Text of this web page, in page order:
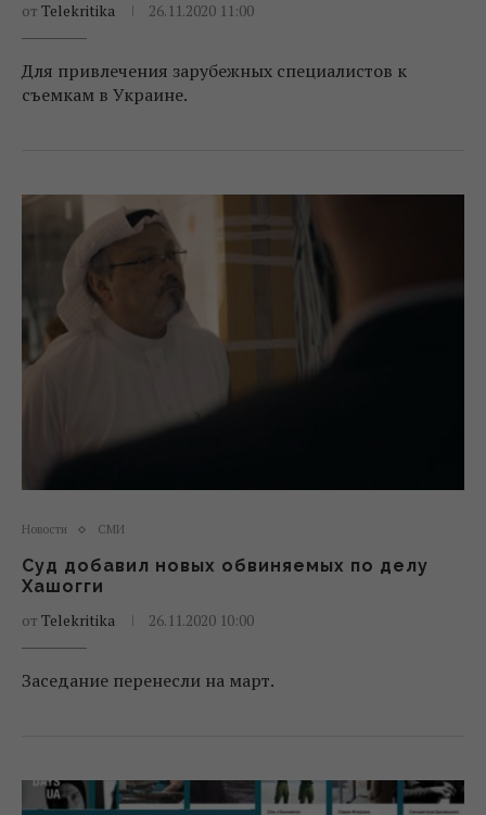
от Telekritika 26.11.2020 11:00
Для привлечения зарубежных специалистов к
съемкам в Украине.
Новости СМИ
Суд добавил новых обвиняемых по делу
Хашогги
от Telekritika 26.11.2020 10:00
Заседание перенесли на март.